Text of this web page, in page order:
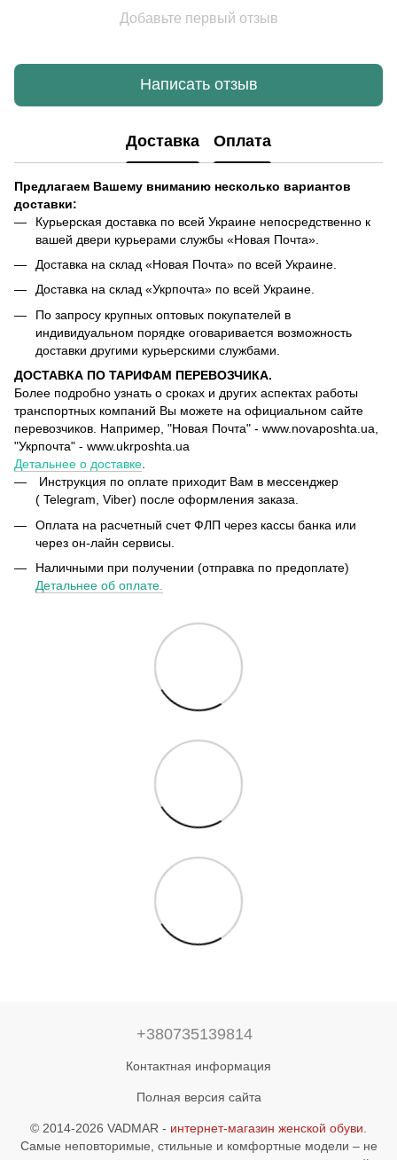
Добавьте первый отзыв
Написать отзыв
Доставка Оплата
Предлагаем Вашему вниманию несколько вариантов
доставки:
Курьерская доставка по всей Украине непосредственно к
вашей двери курьерами службы «Новая Почта».
Доставка на склад «Новая Почта» по всей Украине.
Доставка на склад «Укрпочта» по всей Украине.
По запросу крупных оптовых покупателей в
индивидуальном порядке оговаривается возможность
доставки другими курьерскими службами.
ДОСТАВКА ПО ТАРИФАМ ПЕРЕВОЗЧИКА.
Более подробно узнать о сроках и других аспектах работы
транспортных компаний Вы можете на официальном сайте
перевозчиков. Например, "Новая Почта" - www.novaposhta.ua,
"Укрпочта" - www.ukrposhta.ua
Детальнее о доставке
Инструкция по оплате приходит Вам в мессенджер
( Telegram, Viber) после оформления заказа.
Оплата на расчетный счет ФЛП через кассы банка или
через он-лайн сервисы.
Наличными при получении (отправка по предоплате)
Детальнее об оплате.
+380735139814
Контактная информация
Полная версия сайта
© 2014-2026 VADMAR - интернет-магазин женской обуви
Самые неповторимые, стильные и комфортные модели – не